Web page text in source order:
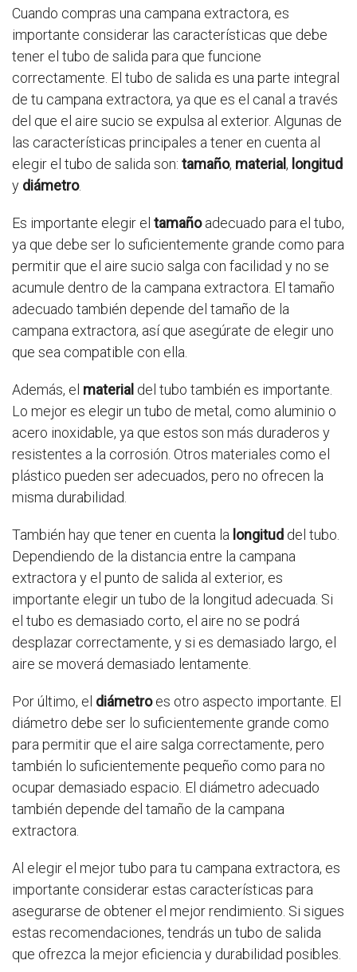
Cuando compras una campana extractora, es
importante considerar las características que debe
tener el tubo de salida para que funcione
correctamente. El tubo de salida es una parte integral
de tu campana extractora, ya que es el canal a través
del que el aire sucio se expulsa al exterior. Algunas de
las características principales a tener en cuenta al
elegir el tubo de salida son: tamaño, material, longitud
y diámetro.
Es importante elegir el tamañoadecuado para el tubo,
ya que debe ser lo suficientemente grande como para
permitir que el aire sucio salga con facilidad y no se
acumule dentro de la campana extractora. El tamaño
adecuado también depende del tamaño de la
campana extractora, así que asegúrate de elegir uno
que sea compatible con ella.
Además, el material del tubo también es importante.
Lo mejor es elegir un tubo de metal, como aluminio o
acero inoxidable, ya que estos son más duraderos y
resistentes a la corrosión. Otros materiales como el
plástico pueden ser adecuados, pero no ofrecen la
misma durabilidad.
También hay que tener en cuenta la longitud del tubo.
Dependiendo de la distancia entre la campana
extractora y el punto de salida al exterior, es
importante elegir un tubo de la longitud adecuada. Si
el tubo es demasiado corto, el aire no se podrá
desplazar correctamente, y si es demasiado largo, el
aire se moverá demasiado lentamente.
Por último, el diámetroes otro aspecto importante. El
diámetro debe ser lo suficientemente grande como
para permitir que el aire salga correctamente, pero
también lo suficientemente pequeño como para no
ocupar demasiado espacio. El diámetro adecuado
también depende del tamaño de la campana
extractora.
Al elegir el mejor tubo para tu campana extractora, es
importante considerar estas características para
asegurarse de obtener el mejor rendimiento. Si sigues
estas recomendaciones, tendrás un tubo de salida
que ofrezca la mejor eficiencia y durabilidad posibles.